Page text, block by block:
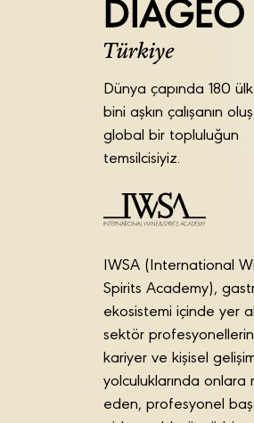
Dünya çapında 180
bini aşkın çalışanın
global bir topluluğun
temsilcisiyiz.
IWSA (International
Spirits Academy),
ekosistemi içinde yer
sektör
kariyer ve kişisel
yolculuklarında onlara
eden, profesyonel